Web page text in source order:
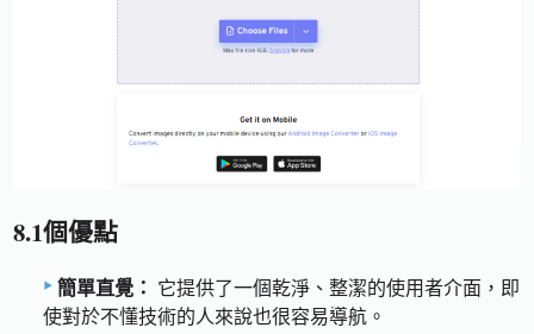
8.1個優點
簡單直覺：
它提供了一個乾淨、整潔的使用者介面，即
使對於不懂技術的人來說也很容易導航。